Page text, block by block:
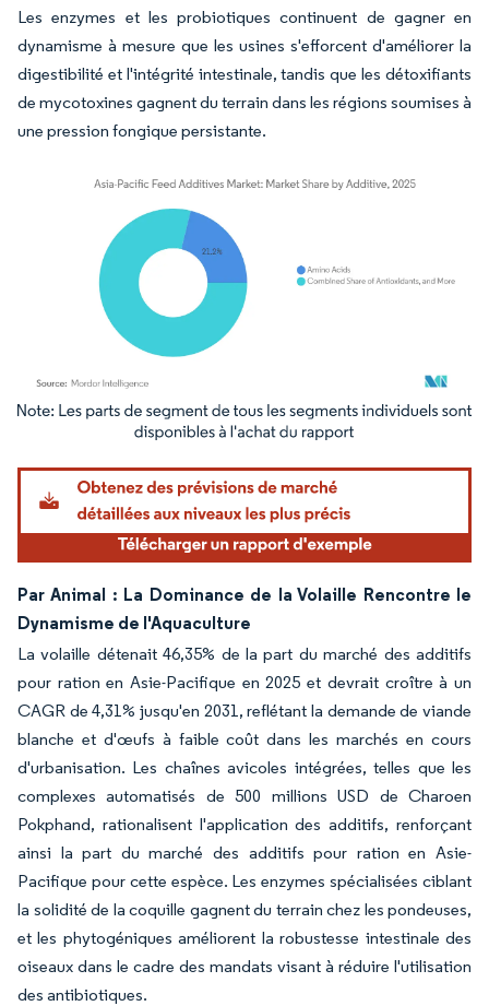
Les enzymes et les probiotiques continuent de gagner en
dynamisme à mesure que les usines s'efforcent d'améliorer la
digestibilité et l'intégrité intestinale, tandis que les détoxifiants
de mycotoxines gagnent du terrain dans les régions soumises à
une pression fongique persistante.
Image © Mordor Intelligence. La réutilisation nécessite une attribution sous CC BY
Par Animal : La Dominance de la Volaille Rencontre le
Dynamisme de l'Aquaculture
La volaille détenait 46,35% de la part du marché des additifs
pour ration en Asie-Pacifique en 2025 et devrait croître à un
CAGR de 4,31% jusqu'en 2031, reflétant la demande de viande
blanche et d'œufs à faible coût dans les marchés en cours
d'urbanisation. Les chaînes avicoles intégrées, telles que les
complexes automatisés de 500 millions USD de Charoen
Pokphand, rationalisent l'application des additifs, renforçant
ainsi la part du marché des additifs pour ration en Asie-
Pacifique pour cette espèce. Les enzymes spécialisées ciblant
la solidité de la coquille gagnent du terrain chez les pondeuses,
et les phytogéniques améliorent la robustesse intestinale des
oiseaux dans le cadre des mandats visant à réduire l'utilisation
des antibiotiques.